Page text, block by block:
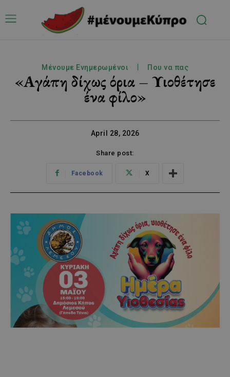
Μένουμε Ενημερωμένοι Που να πας
«Αγάπη δίχως όρια – Υιοθέτησε
ένα φίλο»
April 28, 2026
Share post:
Facebook X